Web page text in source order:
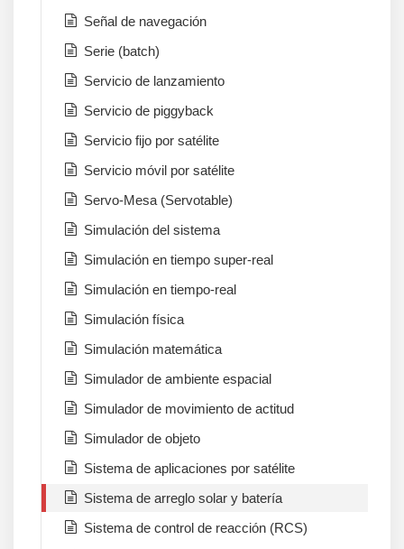
Señal de navegación
Serie (batch)
Servicio de lanzamiento
Servicio de piggyback
Servicio fijo por satélite
Servicio móvil por satélite
Servo-Mesa (Servotable)
Simulación del sistema
Simulación en tiempo super-real
Simulación en tiempo-real
Simulación física
Simulación matemática
Simulador de ambiente espacial
Simulador de movimiento de actitud
Simulador de objeto
Sistema de aplicaciones por satélite
Sistema de arreglo solar y batería
Sistema de control de reacción (RCS)